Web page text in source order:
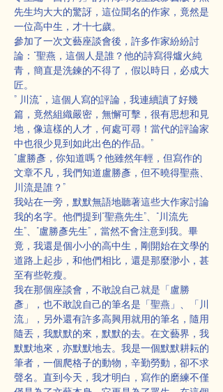
先生均大大的驚訝，這位聞名的作家，竟然是
一位高中生，才十七歲。
參加了一次文藝座談會後，許多作家紛紛討
論：“聖燕，這個人是誰？他的詩寫得爐火純
青，簡直是洗鍊的不得了，假以時日，必成大
匠。
” 川流“，這個人寫的評論，我連續讀了好幾
篇，竟然組織嚴密，無懈可擊，很有思想和見
地，像這樣的人才，何處可尋！當代的評論家
中也很少見到如此出色的作品。”
“盧勝彥，你知道嗎？他雖然年輕，但寫作的
文章不凡，我們知道盧勝彥，但不曉得聖燕、
川流是誰？”
我站在一旁，默默無語地聽著這些大作家討論
我的名字。他們提到“聖燕先生”、“川流先
生”、“盧勝彥先生”，當然不會注意到我。畢
竟，我還是個小小的高中生，剛開始在文學的
道路上起步，和他們相比，還是那麼渺小，甚
至有些乾瘦。
我在那個座談會，不敢說自己就是「盧勝
彥」，也不敢說自己的筆名是「聖燕」、「川
流」，另外還有許多高興用就用的筆名，隨用
隨丟，我默默的來，默默的去。在文藝界，我
默默地來，亦默默地去。我是一個默默耕耘的
筆者，一個爬格子的動物，辛勤勞動，卻不求
聲名。直到今天，我才明白，寫作的磨練不僅